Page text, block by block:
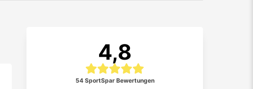
4,8
54 SportSpar Bewertungen